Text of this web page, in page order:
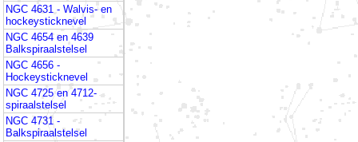
NGC 4631 - Walvis- en
hockeysticknevel
NGC 4654 en 4639
Balkspiraalstelsel
NGC 4656 -
Hockeysticknevel
NGC 4725 en 4712-
spiraalstelsel
NGC 4731 -
Balkspiraalstelsel